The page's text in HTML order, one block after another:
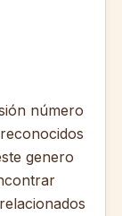
número
genero